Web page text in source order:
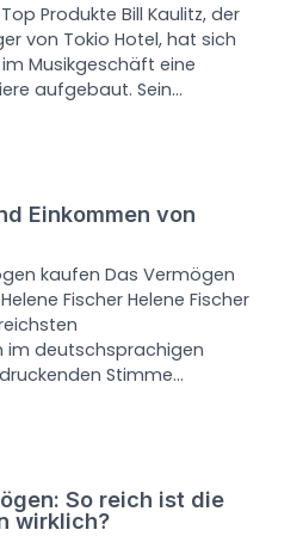
Produkte Bill Kaulitz, der
von Tokio Hotel, hat sich
Musikgeschäft eine
aufgebaut. Sein…
Einkommen von
kaufen Das Vermögen
Fischer Helene Fischer
im deutschsprachigen
Stimme…
So reich ist die
wirklich?